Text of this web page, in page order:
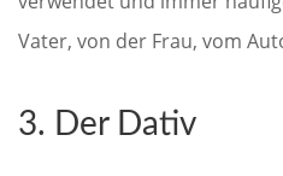
Vater, von der Frau, vom
3. Der Dativ